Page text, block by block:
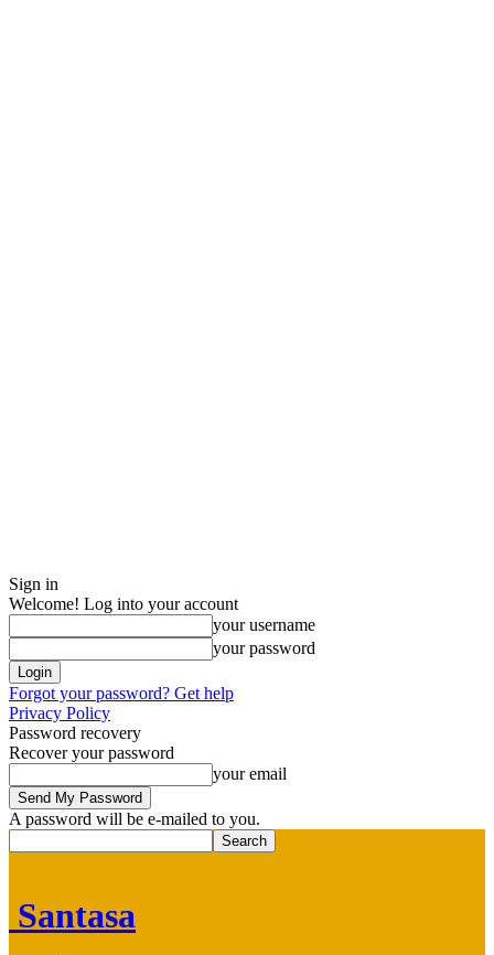
Sign in
Welcome! Log into your account
your username
your password
Forgot your password? Get help
Privacy Policy
Password recovery
Recover your password
your email
A password will be e-mailed to you.
Santasa